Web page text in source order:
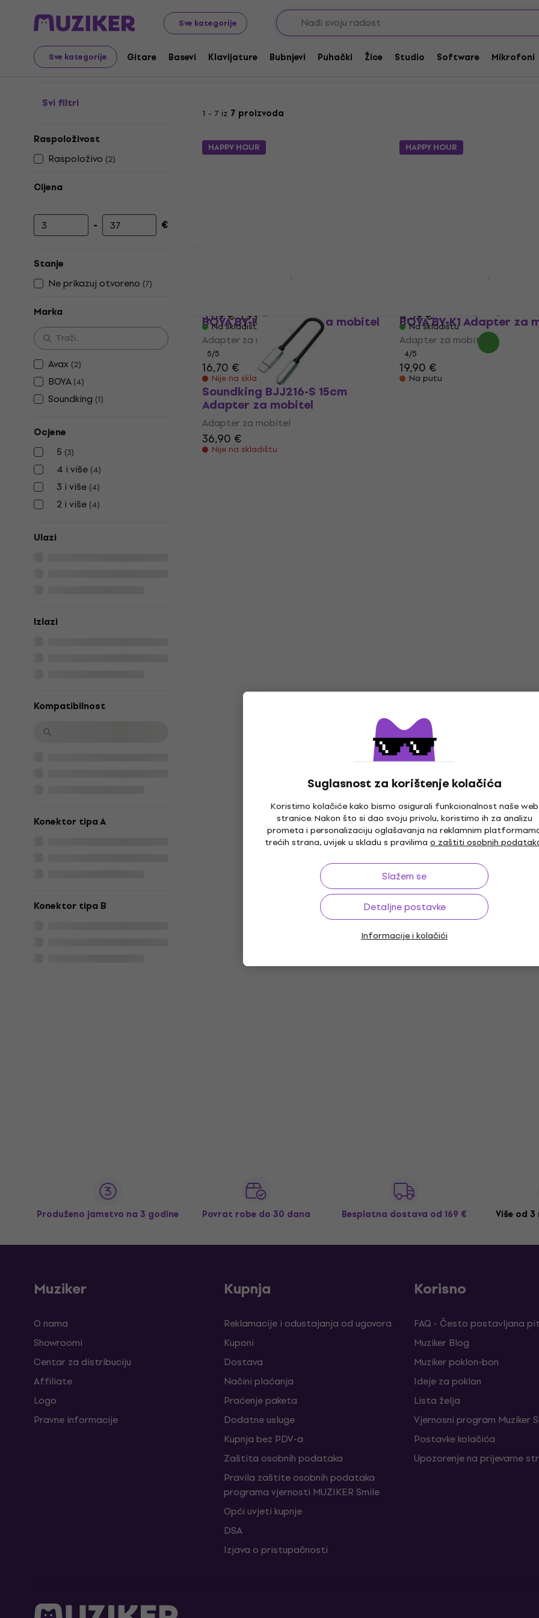
Sve kategorije
Sve kategorije Gitare Basevi Klavijature Bubnjevi Puhački Žice Studio Software Mikrofoni
Suglasnost za korištenje kolačića
Koristimo kolačiće kako bismo osigurali funkcionalnost naše web
stranice. Nakon što si dao svoju privolu, koristimo ih za analizu
prometa i personalizaciju oglašavanja na reklamnim
trećih strana, uvijek u skladu s pravilima o zaštiti osobnih
Slažem se
Detaljne postavke
Informacije i kolačići
Audio Video Tech Dodatna oprema za mobitele Adapteri za mobitele
Adapteri za mobitele
Svi filtri
Raspoloživost
Raspoloživo (2)
Cijena
Najniža cijena
- Najviša cijena
€
Stanje
Ne prikazuj otvoreno (7)
Marka
Avax (2)
BOYA (4)
Soundking (1)
Ocjene
5 (3)
4 i više (4)
3 i više (4)
2 i više (4)
Ulazi
Izlazi
Kompatibilnost
Konektor tipa A
Konektor tipa B
1 - 7 iz 7 proizvoda
HAPPY HOUR
3,89 €3,99 €
Na skladištu
HAPPY HOUR
4,39 €
Na skladištu
BOYA BY-K6 Adapter za mobitel
Adapter za mobitel
5/5
16,70 €
Nije na skladištu
BOYA BY-K1 Adapter za
Adapter za mobitel
4/5
19,90 €
Na putu
Soundking BJJ216-S 15cm
Adapter za mobitel
Adapter za mobitel
36,90 €
Nije na skladištu
Produženo jamstvo na 3 godine Povrat robe do 30 dana Besplatna dostava od 169 € Više od
Muziker
O nama
Showroomi
Centar za distribuciju
Affiliate
Logo
Pravne informacije
Kupnja
Reklamacije i odustajanja od ugovora
Kuponi
Dostava
Načini plaćanja
Praćenje paketa
Dodatne usluge
Kupnja bez PDV-a
Zaštita osobnih podataka
Pravila zaštite osobnih podataka
programa vjernosti MUZIKER Smile
Opći uvjeti kupnje
DSA
Izjava o pristupačnosti
Korisno
FAQ - Često postavljana
Muziker Blog
Muziker poklon-bon
Ideje za poklon
Lista želja
Vjernosni program Muziker
Postavke kolačića
Upozorenje na prijevarne